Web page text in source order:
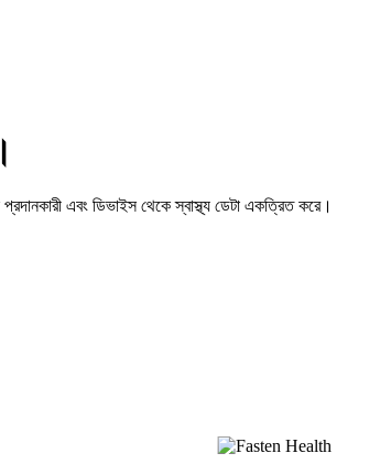
এবং ডিভাইস থেকে স্বাস্থ্য ডেটা একত্রিত করে।